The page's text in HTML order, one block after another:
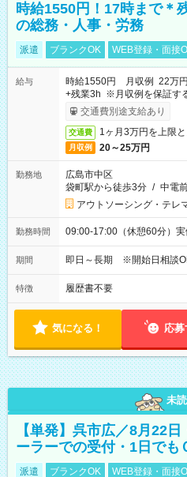
時給1550円！17時まで＊
の総務・人事・労務
派遣 ブランクOK WEB登録・面接
給与
時給1550円 月収例 22万
+残業3h ※月収例を保証す
取りサービス利用可（利用
交通費別途支給あり
交通費 1ヶ月3万円を上限
月収例 20～25万円
勤務地
広島市中区
袋町駅から徒歩3分 / 中電
アウトソーシング・テレ
勤務時間 09:00-17:00（休憩60分）実
期間 即日～長期 ※開始日相談
特徴 履歴書不要
気になる！ 応募
未読
【単発】呉市広／8月22
ーラーでの受付・1日でも
派遣 ブランクOK WEB登録・面接